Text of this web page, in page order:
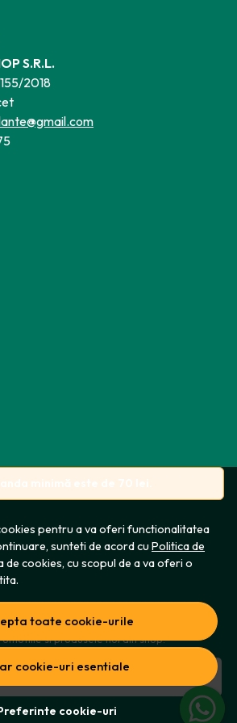
minimă este de 70 lei.
pentru a va oferi functionalitatea
sunteti de acord cu Politica de
de cookies, cu scopul de a va oferi o
toate cookie-urile
cookie-uri esentiale
cookie-uri
S.R.L.
2018
si produsele noi din shop!